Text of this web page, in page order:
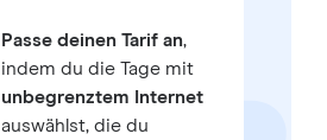
Passe deinen Tarif an,
indem du die Tage mit
unbegrenztem Internet
auswählst, die du